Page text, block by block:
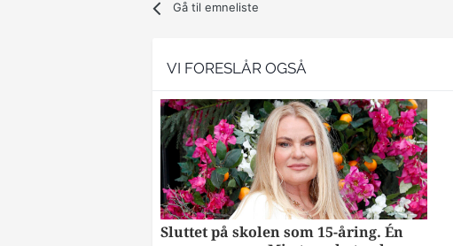
Gå til emneliste
VI FORESLÅR OGSÅ
Sluttet på skolen som 15-åring. Én